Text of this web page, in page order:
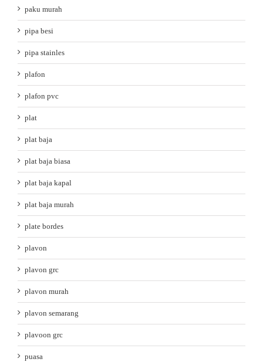
paku murah
pipa besi
pipa stainles
plafon
plafon pvc
plat
plat baja
plat baja biasa
plat baja kapal
plat baja murah
plate bordes
plavon
plavon grc
plavon murah
plavon semarang
plavoon grc
puasa